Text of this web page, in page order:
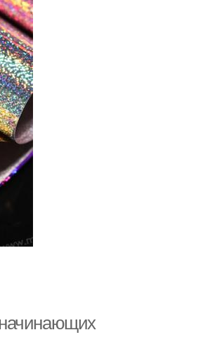
начинающих